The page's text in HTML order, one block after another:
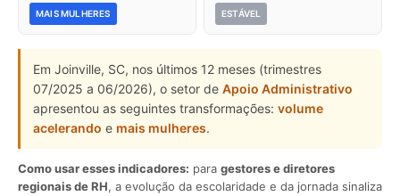
MAIS MULHERES ESTÁVEL
Em Joinville, SC, nos últimos 12 meses (trimestres
07/2025 a 06/2026), o setor de Apoio Administrativo
apresentou as seguintes transformações: volume
acelerando e mais mulheres.
Como usar esses indicadores: para gestores e diretores
regionais de RH, a evolução da escolaridade e da jornada sinaliza